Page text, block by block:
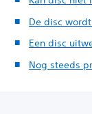
De disc
Een disc
Nog steeds